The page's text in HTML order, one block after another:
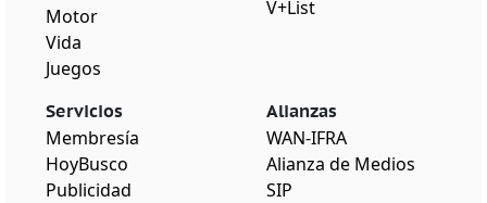
Motor
Vida
Juegos
V+List
Servicios
Membresía
HoyBusco
Publicidad
Alianzas
WAN-IFRA
Alianza de Medios
SIP